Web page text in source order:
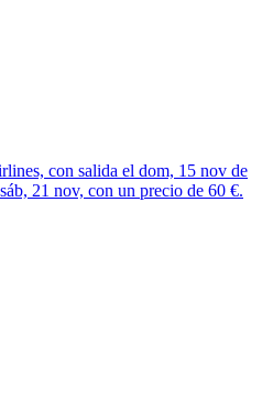
con salida el dom, 15 nov de
21 nov, con un precio de 60 €.